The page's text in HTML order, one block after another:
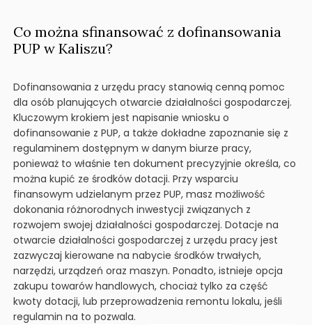
Co można sfinansować z dofinansowania
PUP w Kaliszu?
Dofinansowania z urzędu pracy stanowią cenną pomoc
dla osób planujących otwarcie działalności gospodarczej.
Kluczowym krokiem jest napisanie wniosku o
dofinansowanie z PUP, a także dokładne zapoznanie się z
regulaminem dostępnym w danym biurze pracy,
ponieważ to właśnie ten dokument precyzyjnie określa, co
można kupić ze środków dotacji. Przy wsparciu
finansowym udzielanym przez PUP, masz możliwość
dokonania różnorodnych inwestycji związanych z
rozwojem swojej działalności gospodarczej. Dotacje na
otwarcie działalności gospodarczej z urzędu pracy jest
zazwyczaj kierowane na nabycie środków trwałych,
narzędzi, urządzeń oraz maszyn. Ponadto, istnieje opcja
zakupu towarów handlowych, chociaż tylko za część
kwoty dotacji, lub przeprowadzenia remontu lokalu, jeśli
regulamin na to pozwala.